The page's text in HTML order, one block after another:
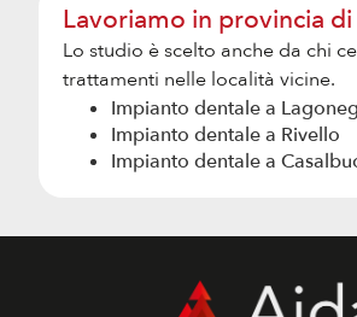
Lavoriamo in provincia di
Lo studio è scelto anche da chi
trattamenti nelle località vicine.
Impianto dentale a
Impianto dentale a Rivello
Impianto dentale a